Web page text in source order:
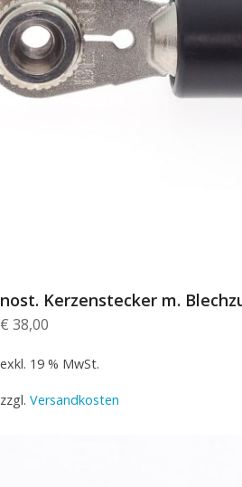
nost. Kerzenstecker m.
€ 38,00
exkl. 19 % MwSt.
zzgl. Versandkosten